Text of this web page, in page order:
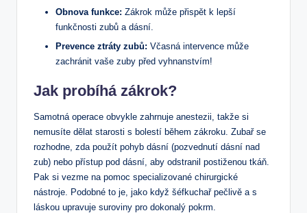
Obnova funkce: Zákrok může přispět k lepší
funkčnosti zubů a dásní.
Prevence ztráty zubů: Včasná intervence může
zachránit vaše zuby před vyhnanstvím!
Jak probíhá zákrok?
Samotná operace obvykle zahrnuje anestezii, takže si
nemusíte dělat starosti s bolestí během zákroku. Zubař se
rozhodne, zda použít pohyb dásní (pozvednutí dásní nad
zub) nebo přístup pod dásní, aby odstranil postiženou tkáň.
Pak si vezme na pomoc specializované chirurgické
nástroje. Podobné to je, jako když šéfkuchař pečlivě a s
láskou upravuje suroviny pro dokonalý pokrm.